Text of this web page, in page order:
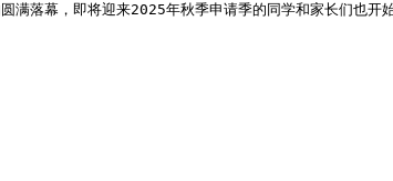
满落幕，即将迎来2025年秋季申请季的同学和家长们也